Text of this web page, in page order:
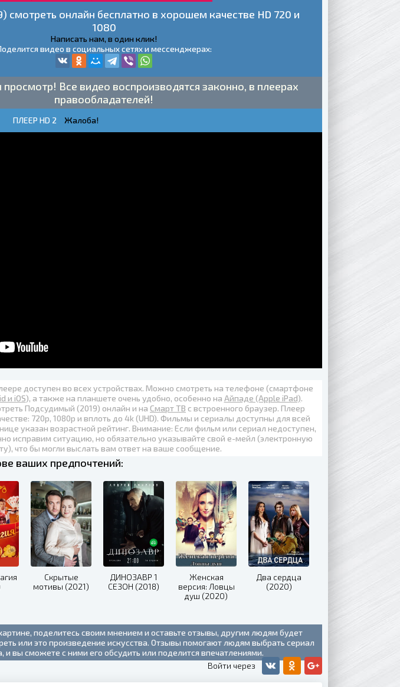
смотреть онлайн бесплатно в хорошем качестве HD 720 и
1080
Написать нам, в один клик!
видео в социальных сетях и мессенджерах:
Все видео воспроизводятся законно, в плеерах
правообладателей!
ПЛЕЕР HD 2 Жалоба!
доступен во всех устройствах. Можно смотреть на телефоне (смартфоне
и iOS), а также на планшете очень удобно, особенно на Айпаде (Apple iPad).
Подсудимый (2019) онлайн и на Смарт ТВ с встроенного браузер. Плеер
720p, 1080p и вплоть до 4k (UHD). Фильмы и сериалы доступны для всей
указан возрастной рейтинг. Внимание: Если фильм или сериал недоступен,
исправим ситуацию, но обязательно указывайте свой е-мейл (электронную
что бы могли выслать вам ответ на ваше сообщение.
ваших предпочтений:
Скрытые
мотивы (2021)
ДИНОЗАВР 1
СЕЗОН (2018)
Женская
версия: Ловцы
душ (2020)
Два сердца
(2020)
поделитесь своим мнением и оставьте отзывы, другим людям будет
или это произведение искусства. Отзывы помогают людям выбрать сериал
и вы сможете с ними его обсудить или поделится впечатлениями.